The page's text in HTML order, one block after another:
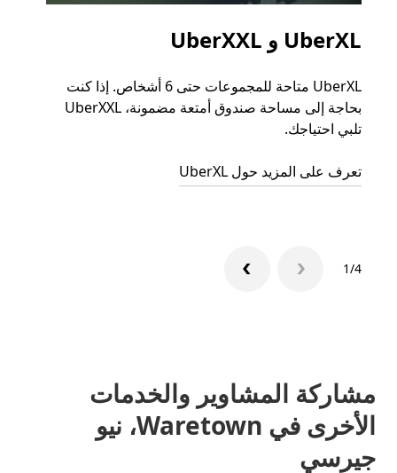
UberXL و UberXXL
UberXL متاحة للمجموعات حتى 6 أشخاص. إذا كنت
بحاجة إلى مساحة صندوق أمتعة مضمونة، UberXXL
تلبي احتياجك.
تعرف على المزيد حول UberXL
1/4
مشاركة المشاوير والخدمات
الأخرى في Waretown، نيو
جيرسي